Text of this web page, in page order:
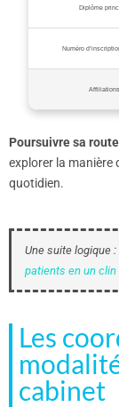
Diplôme
Numéro
Affiliations
Poursuivre sa
explorer la manière
quotidien.
Une suite logique :
patients en un clin
Les
cabinet